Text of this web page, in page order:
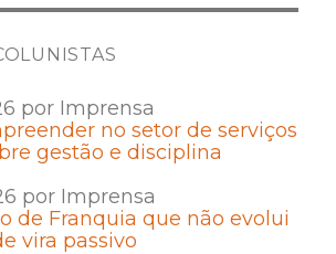
por Imprensa
no setor de serviços
gestão e disciplina
por Imprensa
de Franquia que não evolui
vira passivo